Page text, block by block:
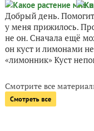
Добрый день.
у меня прижилось.
не он. Сначала ещё
он куст и лимонами
«лимонник» Куст
Смотрите все
Смотреть все